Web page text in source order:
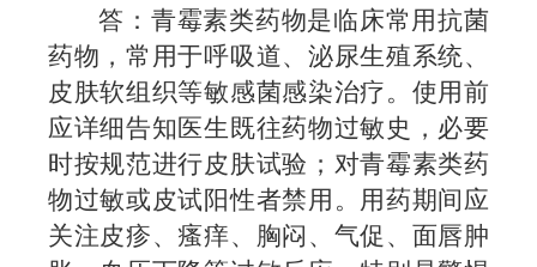
答： 青霉素类药物是临床常用抗菌
药物，常用于呼吸道、泌尿生殖系统、
皮肤软组织等敏感菌感染治疗。使用前
应详细告知医生既往药物过敏史，必要
时按规范进行皮肤试验；对青霉素类药
物过敏或皮试阳性者禁用。用药期间应
关注皮疹、瘙痒、胸闷、气促、面唇肿